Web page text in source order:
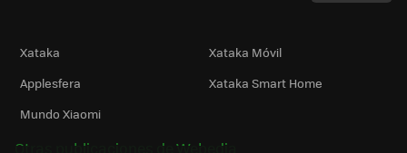
Xataka
Xataka Móvil
Applesfera
Xataka Smart Home
Mundo Xiaomi
Otras publicaciones de Webedia